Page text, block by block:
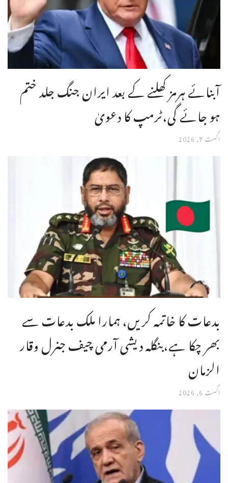
آبنائے ہرمز کھلنے کے بعد ایران جنگ جلد ختم
ہو جائے گی،ٹرمپ کا دعویٰ
اگست 7, 2026
بدعات کا خاتمہ کریں، ہمارا ملک بدعات سے
بھر چکا ہے،بنگله دیشی آرمی چیف جنرل وقار
الزمان
اگست 6, 2026